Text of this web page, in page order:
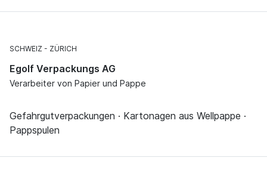
SCHWEIZ ZÜRICH
Egolf Verpackungs AG
Verarbeiter von Papier und Pappe
Gefahrgutverpackungen · Kartonagen aus Wellpappe ·
Pappspulen